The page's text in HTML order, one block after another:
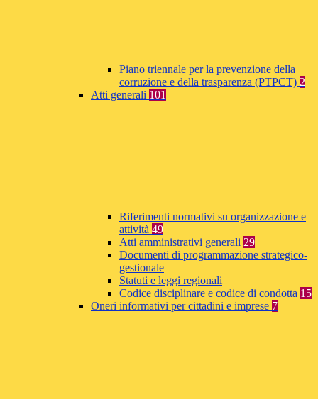
Piano triennale per la prevenzione della
corruzione e della trasparenza (PTPCT) 2
Atti generali 101
Riferimenti normativi su organizzazione e
attività 49
Atti amministrativi generali 29
Documenti di programmazione strategico-
gestionale
Statuti e leggi regionali
Codice disciplinare e codice di condotta 15
Oneri informativi per cittadini e imprese 7